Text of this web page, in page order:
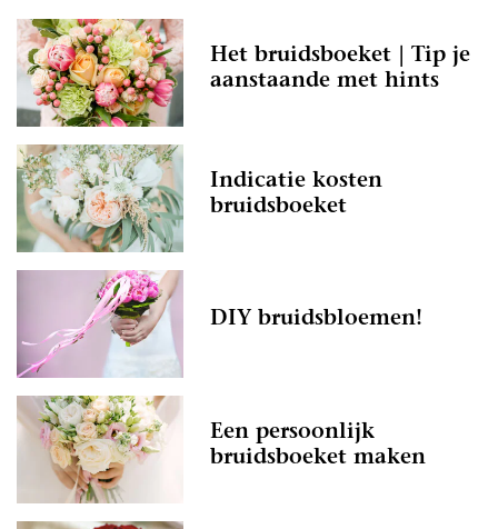
Het bruidsboeket | Tip je
aanstaande met hints
Indicatie kosten
bruidsboeket
DIY bruidsbloemen!
Een persoonlijk
bruidsboeket maken